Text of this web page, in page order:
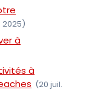
2025)
à
à
(20 juil.